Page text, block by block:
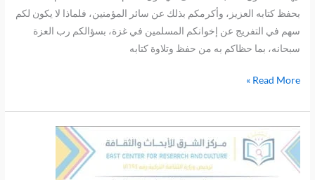
بحفظ كتابه العزيز، وأكرمكم بذلك عن سائر المؤمنين، فلماذا لا يكون لكم
سهم في التفريج عن إخوانكم المسلمين في غزة، بسؤالكم رب العزة
سبحانه، بما حظاكم به من حفظ وتلاوة كتابه
Read More »